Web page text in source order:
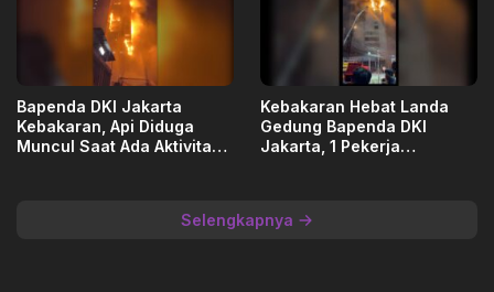
Bapenda DKI Jakarta
Kebakaran, Api Diduga
Muncul Saat Ada Aktivitas
Kebakaran Hebat Landa
Gedung Bapenda DKI
Jakarta, 1 Pekerja
Selengkapnya